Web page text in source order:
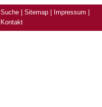
Suche Sitemap Impressum
Kontakt